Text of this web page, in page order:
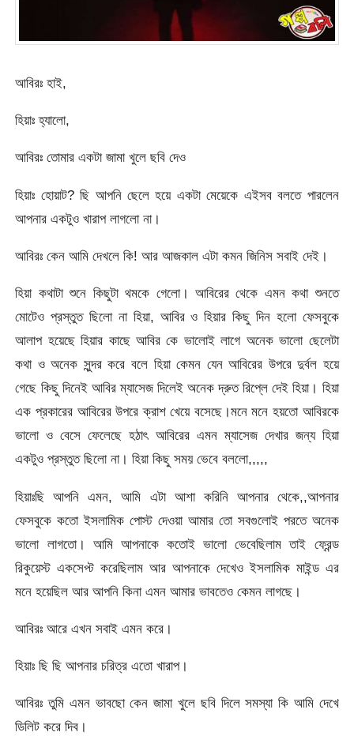
আবিরঃ হাই,
হিয়াঃ হ্যালো,
আবিরঃ তোমার একটা জামা খুলে ছবি দেও
হিয়াঃ হোয়াট? ছি আপনি ছেলে হয়ে একটা মেয়েকে এইসব বলতে পারলেন
আপনার একটুও খারাপ লাগলো না।
আবিরঃ কেন আমি দেখলে কি! আর আজকাল এটা কমন জিনিস সবাই দেই।
হিয়া কথাটা শুনে কিছুটা থমকে গেলো। আবিরের থেকে এমন কথা শুনতে
মোটেও প্রস্তুত ছিলো না হিয়া, আবির ও হিয়ার কিছু দিন হলো ফেসবুকে
আলাপ হয়েছে হিয়ার কাছে আবির কে ভালোই লাগে অনেক ভালো ছেলেটা
কথা ও অনেক সুন্দর করে বলে হিয়া কেমন যেন আবিরের উপরে দুর্বল হয়ে
গেছে কিছু দিনেই আবির ম্যাসেজ দিলেই অনেক দ্রুত রিপ্লে দেই হিয়া। হিয়া
এক প্রকারের আবিরের উপরে ক্রাশ খেয়ে বসেছে।মনে মনে হয়তো আবিরকে
ভালো ও বেসে ফেলেছে হঠাৎ আবিরের এমন ম্যাসেজ দেখার জন্য হিয়া
একটুও প্রস্তুত ছিলো না। হিয়া কিছু সময় ভেবে বললো,,,,,
হিয়াঃছি আপনি এমন, আমি এটা আশা করিনি আপনার থেকে,,আপনার
ফেসবুকে কতো ইসলামিক পোস্ট দেওয়া আমার তো সবগুলোই পরতে অনেক
ভালো লাগতো। আমি আপনাকে কতোই ভালো ভেবেছিলাম তাই ফ্রেন্ড
রিকুয়েস্ট একসেপ্ট করেছিলাম আর আপনাকে দেখেও ইসলামিক মাইন্ড এর
মনে হয়েছিল আর আপনি কিনা এমন আমার ভাবতেও কেমন লাগছে।
আবিরঃ আরে এখন সবাই এমন করে।
হিয়াঃ ছি ছি আপনার চরিত্র এতো খারাপ।
আবিরঃ তুমি এমন ভাবছো কেন জামা খুলে ছবি দিলে সমস্যা কি আমি দেখে
ডিলিট করে দিব।